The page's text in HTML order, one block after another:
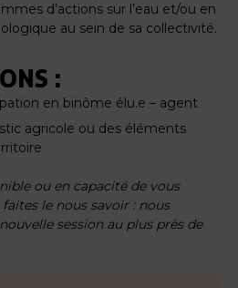
d’actions sur l’eau et/ou en
au sein de sa collectivité.
:
en binôme élu.e – agent
agricole ou des éléments
ou en capacité de vous
le nous savoir : nous
session au plus près de